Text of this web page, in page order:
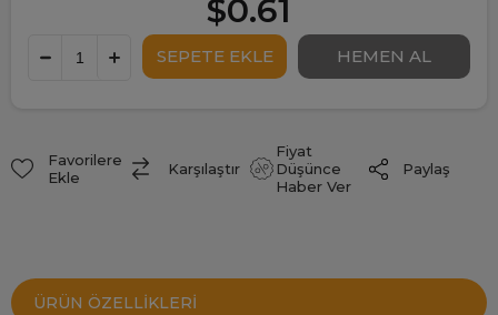
$0.61
Favorilere
Ekle
Karşılaştır
Fiyat
Düşünce
Haber Ver
Paylaş
ÜRÜN ÖZELLIKLERI